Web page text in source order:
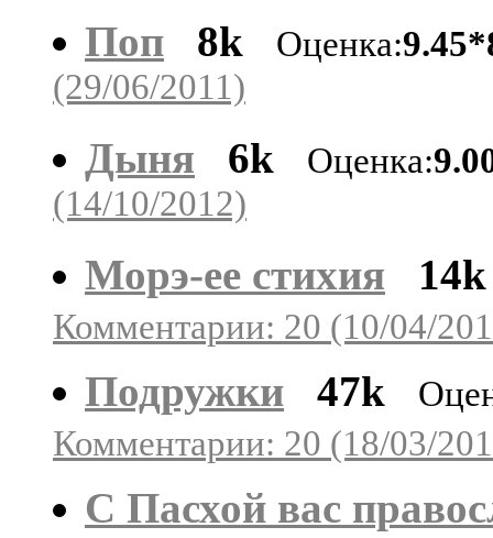
Поп 8k Оценка:
(29/06/2011)
Дыня
6k Оценка:
(14/10/2012)
Морэ-ее стихия
14k
Комментарии: 20 (10/04/
Подружки 47k
Комментарии: 20 (18/03/
С Пасхой вас